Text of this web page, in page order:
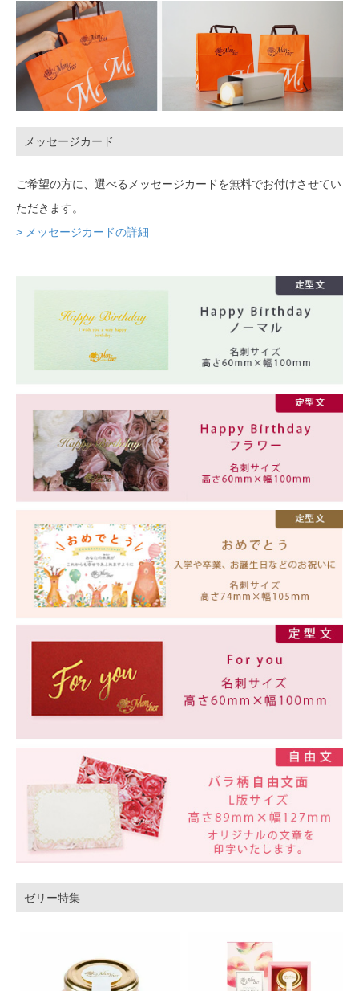
メッセージカード
ご希望の方に、選べるメッセージカードを無料でお付けさせてい
ただきます。
> メッセージカードの詳細
ゼリー特集